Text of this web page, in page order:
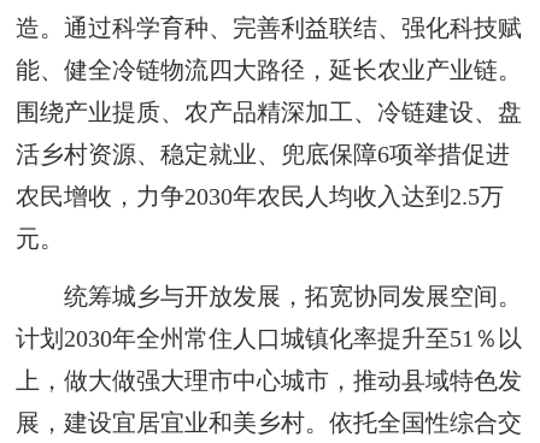
造。通过科学育种、完善利益联结、强化科技赋
能、健全冷链物流四大路径，延长农业产业链。
围绕产业提质、农产品精深加工、冷链建设、盘
活乡村资源、稳定就业、兜底保障6项举措促进
农民增收，力争2030年农民人均收入达到2.5万
元。
统筹城乡与开放发展，拓宽协同发展空间。
计划2030年全州常住人口城镇化率提升至51％以
上，做大做强大理市中心城市，推动县域特色发
展，建设宜居宜业和美乡村。依托全国性综合交